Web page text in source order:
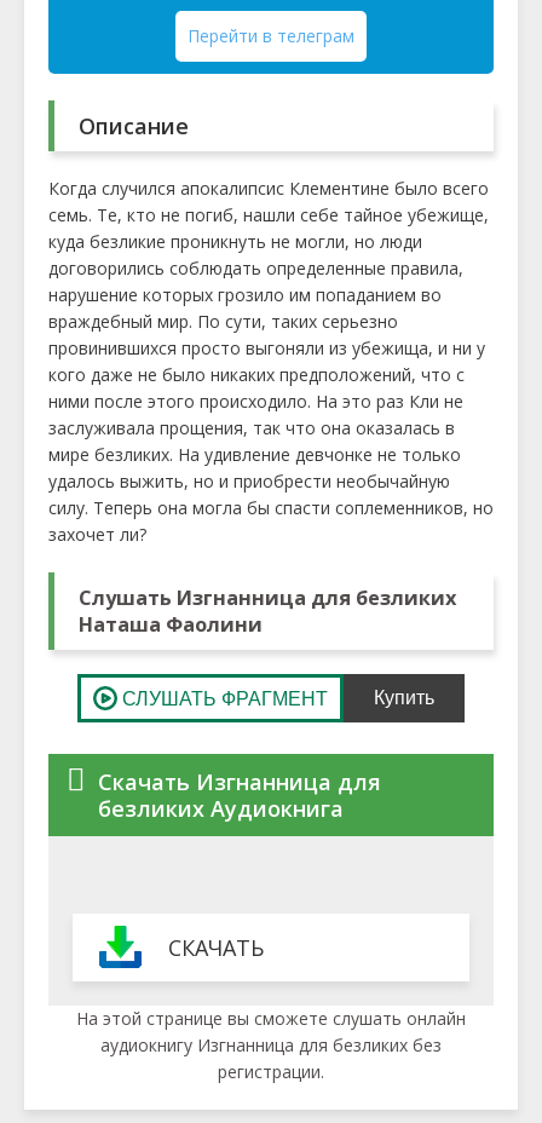
Перейти в телеграм
Описание
Когда случился апокалипсис Клементине было всего
семь. Те, кто не погиб, нашли себе тайное убежище,
куда безликие проникнуть не могли, но люди
договорились соблюдать определенные правила,
нарушение которых грозило им попаданием во
враждебный мир. По сути, таких серьезно
провинившихся просто выгоняли из убежища, и ни у
кого даже не было никаких предположений, что с
ними после этого происходило. На это раз Кли не
заслуживала прощения, так что она оказалась в
мире безликих. На удивление девчонке не только
удалось выжить, но и приобрести необычайную
силу. Теперь она могла бы спасти соплеменников, но
захочет ли?
Слушать Изгнанница для безликих
Наташа Фаолини
Скачать Изгнанница для
безликих Аудиокнига
СКАЧАТЬ
На этой странице вы сможете слушать онлайн
аудиокнигу Изгнанница для безликих без
регистрации.